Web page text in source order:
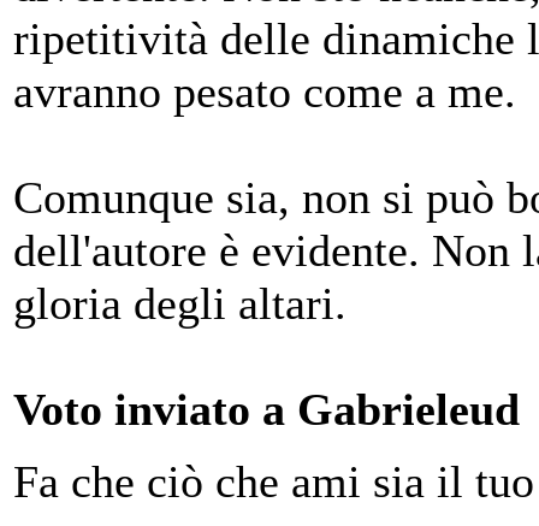
ripetitività delle dinamiche
avranno pesato come a me.
Comunque sia, non si può
dell'autore è evidente. Non
gloria degli altari.
Voto inviato a Gabrieleud
Fa che ciò che ami sia il